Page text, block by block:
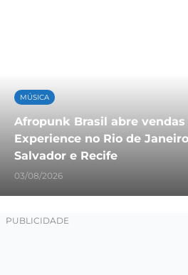
MÚSICA
Afropunk Brasil abre vendas
Experience no Rio de
Salvador e Recife
03/08/2026